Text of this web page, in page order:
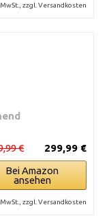
zzgl. Versandkosten
299,99 €
€
Bei Amazon
ansehen
zzgl. Versandkosten